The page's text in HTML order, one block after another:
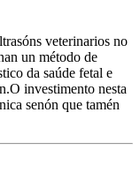
veterinarios no
un método de
da saúde fetal e
investimento nesta
senón que tamén